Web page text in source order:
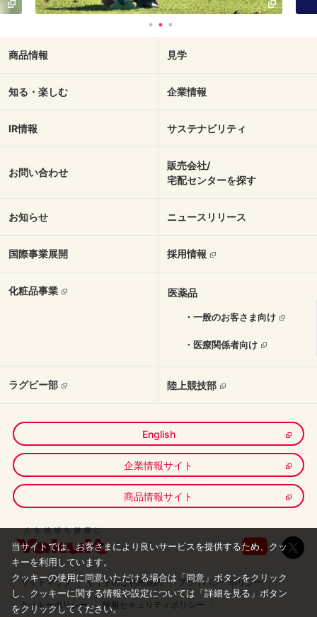
English
企業情報サイト
商品情報サイト
商品情報 見学
知る・楽しむ 企業情報
IR情報 サステナビリティ
お問い合わせ
販売会社/
宅配センターを探す
お知らせ ニュースリリース
国際事業展開 採用情報
化粧品事業 医薬品
・一般のお客さま向け
・医療関係者向け
ラグビー部 陸上競技部
サイトマップ サイトのご利用規約 プライバシーポリシー
クッキーポリシー 情報セキュリティポリシー
当サイトでは、お客さまにより良いサービスを提供するため、クッ
キーを利用しています。
クッキーの使用に同意いただける場合は「同意」ボタンをクリック
し、 クッキーに関する情報や設定については「詳細を見る」ボタン
をクリックしてください。